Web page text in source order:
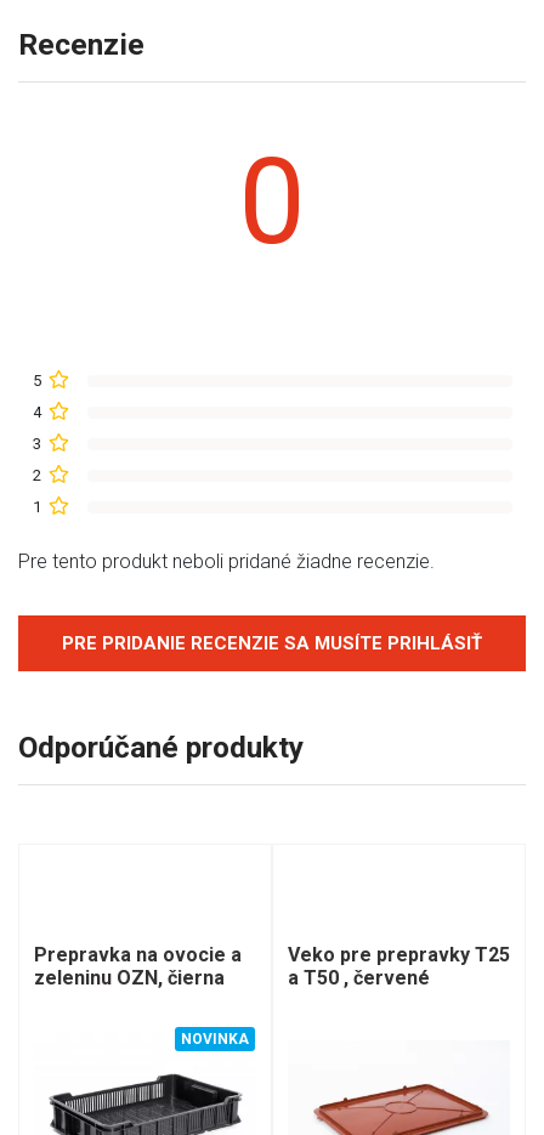
Recenzie
0
5
4
3
2
1
Pre tento produkt neboli pridané žiadne recenzie.
PRE PRIDANIE RECENZIE SA MUSÍTE PRIHLÁSIŤ
Odporúčané produkty
Prepravka na ovocie a
zeleninu OZN, čierna
NOVINKA
Veko pre prepravky T25
a T50 , červené